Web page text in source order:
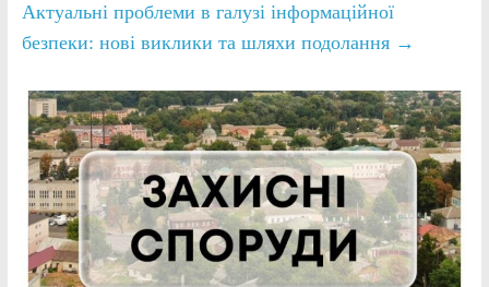
Актуальні проблеми в галузі інформаційної
безпеки: нові виклики та шляхи подолання →